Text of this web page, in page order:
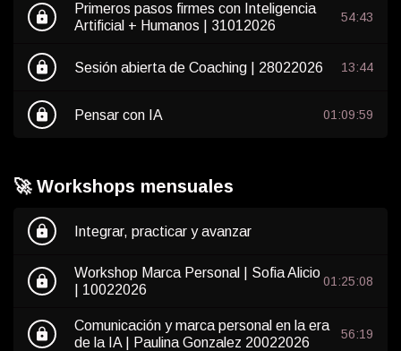
lock
Primeros pasos firmes con Inteligencia
Artificial + Humanos | 31012026
54:43
lock Sesión abierta de Coaching | 28022026 13:44
lock Pensar con IA 01:09:59
🚀 Workshops mensuales
lock Integrar, practicar y avanzar
lock
Workshop Marca Personal | Sofia Alicio
| 10022026
01:25:08
lock
Comunicación y marca personal en la era
de la IA | Paulina Gonzalez 20022026
56:19